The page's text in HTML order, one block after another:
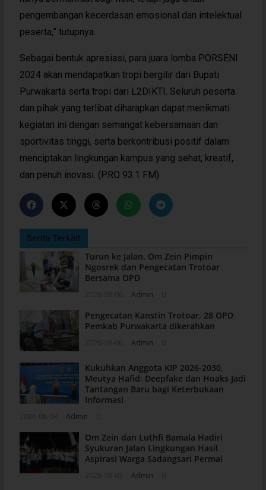
pengembangan kecerdasan emosional dan intelektual
peserta,” tutupnya.
Sebagai bentuk apresiasi, para juara lomba PORSENI
2024 akan mendapatkan tropi bergilir dari Bupati
Purwakarta serta tropi dari L2DIKTI. Seluruh peserta
dan pihak yang terlibat diharapkan dapat menikmati
kegiatan ini dengan semangat kebersamaan dan
sportivitas tinggi, serta berkontribusi positif dalam
menciptakan lingkungan kampus yang sehat, kreatif,
dan penuh inovasi. (PRO 93.1 FM)
Berita Terkait
Turun ke Jalan, Om Zein Pimpin
Ngosrek dan Pengecatan Trotoar
Bersama OPD
Admin
Pengecatan Kanstin Trotoar, 28 OPD
Pemkab Purwakarta dikerahkan
Admin
Kukuhkan Anggota KIP 2026-2030,
Meutya Hafid: Deepfake dan Hoaks Jadi
Tantangan Baru bagi Keterbukaan
Informasi
Admin
Om Zein dan Luthfi Bamala Hadiri
Syukuran Jalan Lingkungan Hasil
Aspirasi Warga Sadangsari Permai
Admin